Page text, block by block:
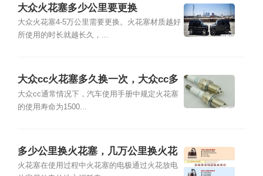
大众火花塞多少公里要更换
大众火花塞4-5万公里需要更换。火花塞材质越好
所使用的时长就越长久，...
大众cc火花塞多久换一次，大众cc多
少公里换火花塞
大众cc通常情况下，汽车使用手册中规定火花塞
的使用寿命为1500...
多少公里换火花塞，几万公里换火花
塞
火花塞在使用过程中火花塞的电极通过火花放电